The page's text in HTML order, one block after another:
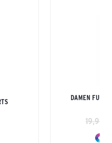
DAMEN
19,99